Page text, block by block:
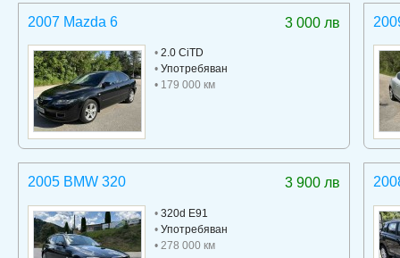
3 000 лв
2007 Mazda 6
• 2.0 CiTD
• Употребяван
• 179 000 км
3 900 лв
2005 BMW 320
• 320d E91
• Употребяван
• 278 000 км